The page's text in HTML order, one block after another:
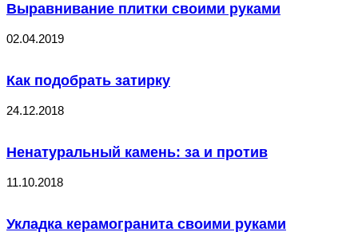
Выравнивание плитки своими руками
02.04.2019
Как подобрать затирку
24.12.2018
Ненатуральный камень: за и против
11.10.2018
Укладка керамогранита своими руками